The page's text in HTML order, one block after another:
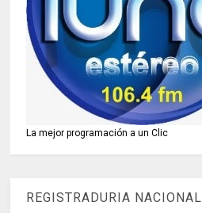
La mejor programación a un Clic
REGISTRADURIA NACIONAL